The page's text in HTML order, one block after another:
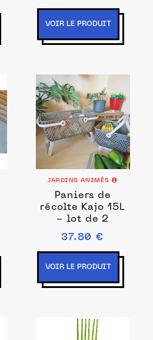
VOIR LE PRODUIT
JARDINS ANIMÉS
Paniers de
récolte Kajo 15L
- lot de 2
37.80 €
VOIR LE PRODUIT